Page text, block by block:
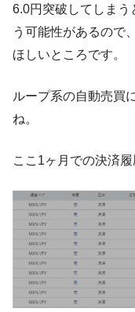
6.0円突破してしまう
う可能性があるので
ほしいところです。
ループ系の自動売買
ね。
ここ1ヶ月での決済履